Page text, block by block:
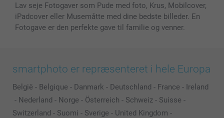
Lav seje Fotogaver som Pude med foto, Krus, Mobilcover,
iPadcover eller Musemåtte med dine bedste billeder. En
Fotogave er den perfekte gave til familie og venner.
smartphoto er repræsenteret i hele Europa
België - Belgique - Danmark - Deutschland - France - Ireland
- Nederland - Norge - Österreich - Schweiz - Suisse -
Switzerland - Suomi - Sverige - United Kingdom -